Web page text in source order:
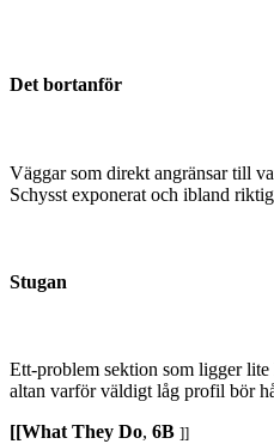
Det bortanför
Väggar som direkt angränsar till
Schysst exponerat och ibland
Stugan
Ett-problem sektion som ligger
altan varför väldigt låg profil bör
[[What They Do, 6B ]]